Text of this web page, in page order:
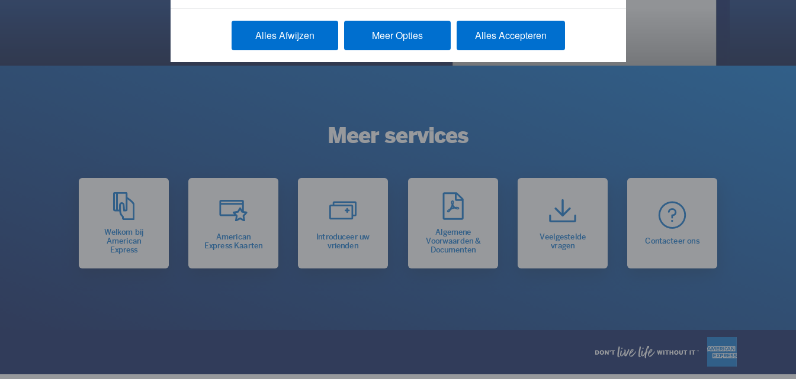
Meer services
Welkom bij
American
Express
American
Express Kaarten
Introduceer uw
vrienden
Algemene
Voorwaarden &
Documenten
Veelgestelde
vragen
Contacteer ons
Alles Afwijzen Meer Opties Alles Accepteren